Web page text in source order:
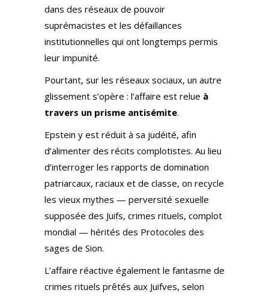
dans des réseaux de pouvoir
suprémacistes et les défaillances
institutionnelles qui ont longtemps permis
leur impunité.
Pourtant, sur les réseaux sociaux, un autre
glissement s’opère : l’affaire est relue à
travers un prisme antisémite.
Epstein y est réduit à sa judéité, afin
d’alimenter des récits complotistes. Au lieu
d’interroger les rapports de domination
patriarcaux, raciaux et de classe, on recycle
les vieux mythes — perversité sexuelle
supposée des Juifs, crimes rituels, complot
mondial — hérités des Protocoles des
sages de Sion.
L’affaire réactive également le fantasme de
crimes rituels prêtés aux Juifves, selon